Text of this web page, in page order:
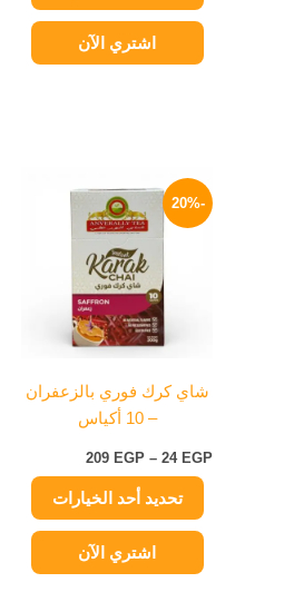
اشتري الآن
-20%
شاي كرك فوري بالزعفران
– 10 أكياس
24 EGP
–
209 EGP
السعر:
⁦209 EGP⁩
تحديد أحد الخيارات
هناك
العديد
من
المختلفة
اختيار
الخيارات
صفحة
المنتج
اشتري الآن